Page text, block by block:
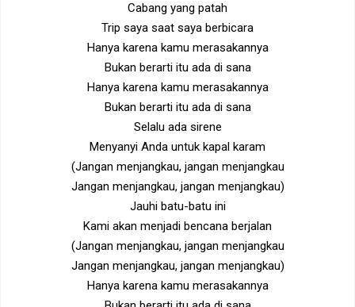
Cabang yang patah
Trip saya saat saya berbicara
Hanya karena kamu merasakannya
Bukan berarti itu ada di sana
Hanya karena kamu merasakannya
Bukan berarti itu ada di sana
Selalu ada sirene
Menyanyi Anda untuk kapal karam
(Jangan menjangkau, jangan menjangkau
Jangan menjangkau, jangan menjangkau)
Jauhi batu-batu ini
Kami akan menjadi bencana berjalan
(Jangan menjangkau, jangan menjangkau
Jangan menjangkau, jangan menjangkau)
Hanya karena kamu merasakannya